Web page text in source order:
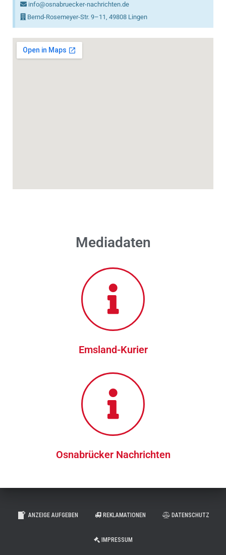
info@osnabruecker-nachrichten.de
Bernd-Rosemeyer-Str. 9–11, 49808 Lingen
Mediadaten
Emsland-Kurier
Osnabrücker Nachrichten
ANZEIGE AUFGEBEN REKLAMATIONEN DATENSCHUTZ
IMPRESSUM